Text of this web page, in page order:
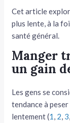
Cet article
plus lente, à la
santé général.
Manger
un gain
Les gens se
tendance à
lentement (1, 2, 3